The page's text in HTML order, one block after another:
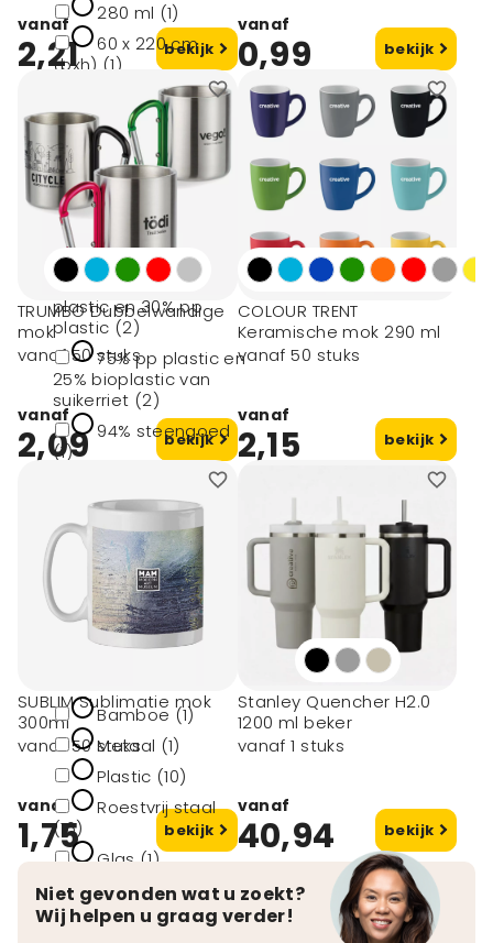
280 ml (1)
60 x 220 cm
(bxh) (1)
Ø6.5x7.5cm (1)
Ø7x14cm (1)
toon meer
Materiaal
70% recycled pp
plastic en 30% pp
plastic (2)
75% pp plastic en
25% bioplastic van
suikerriet (2)
94% steengoed
(1)
Borosilicaatglas,
kurk (1)
Borosilicate
glass, kurk (1)
toon meer
Bamboe (1)
Metaal (1)
Plastic (10)
Roestvrij staal
(16)
Glas (1)
toon meer
vanaf
2,21 bekijk
vanaf
0,99 bekijk
TRUMBO Dubbelwandige
mok
vanaf 50 stuks
vanaf
2,09 bekijk
COLOUR TRENT
Keramische mok 290 ml
vanaf 50 stuks
vanaf
2,15 bekijk
SUBLIM Sublimatie mok
300ml
vanaf 50 stuks
vanaf
1,75 bekijk
Stanley Quencher H2.0
1200 ml beker
vanaf 1 stuks
vanaf
40,94 bekijk
Niet gevonden wat u zoekt?
Wij helpen u graag verder!